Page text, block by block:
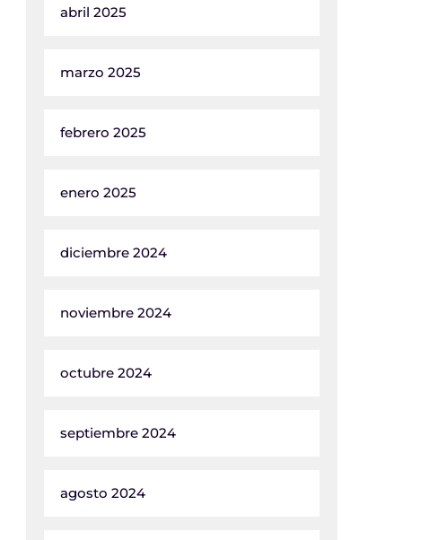
abril 2025
marzo 2025
febrero 2025
enero 2025
diciembre 2024
noviembre 2024
octubre 2024
septiembre 2024
agosto 2024